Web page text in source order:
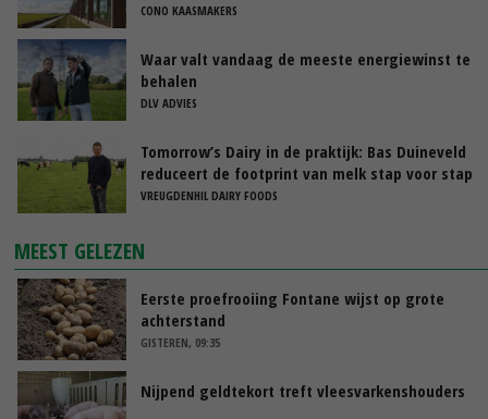
CONO KAASMAKERS
Waar valt vandaag de meeste energiewinst te
behalen
DLV ADVIES
Tomorrow’s Dairy in de praktijk: Bas Duineveld
reduceert de footprint van melk stap voor stap
VREUGDENHIL DAIRY FOODS
MEEST GELEZEN
Eerste proefrooiing Fontane wijst op grote
achterstand
GISTEREN, 09:35
Nijpend geldtekort treft vleesvarkenshouders